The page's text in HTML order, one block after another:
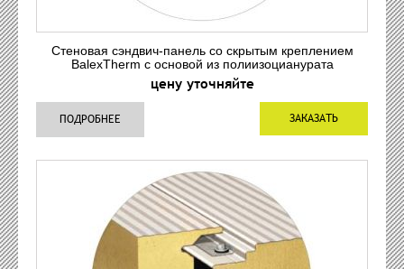
Стеновая сэндвич-панель со скрытым креплением
BalexTherm с основой из полиизоцианурата
цену уточняйте
ЗАКАЗАТЬ
ПОДРОБНЕЕ